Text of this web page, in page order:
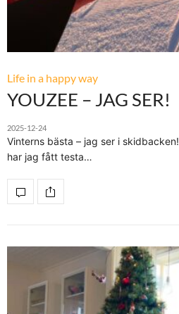
Life in a happy way
YOUZEE – JAG SER!
2025-12-24
Vinterns bästa – jag ser i
har jag fått testa…